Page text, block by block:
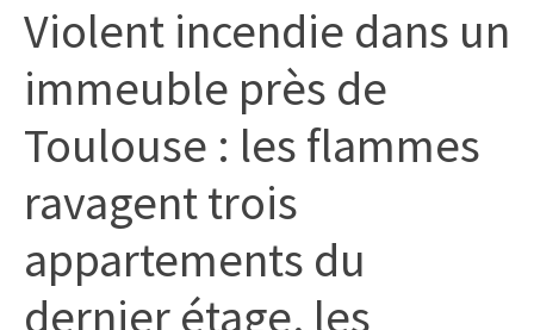
politique,
météo,
faits
et
citoyennes
Violent incendie dans un
immeuble près de
Toulouse : les flammes
ravagent trois
appartements du
dernier étage, les